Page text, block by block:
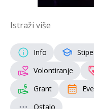
Istraži više
Info
Volontiranje
Grant
Ostalo